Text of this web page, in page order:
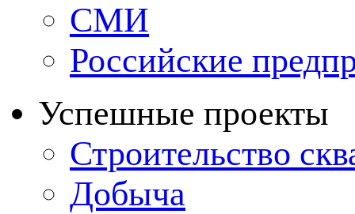
СМИ
Российские
Успешные проекты
Строительство
Добыча